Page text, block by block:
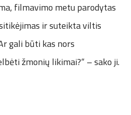
filmavimo metu parodytas
ir suteikta viltis
gali būti kas nors
žmonių likimai?“ – sako ji.